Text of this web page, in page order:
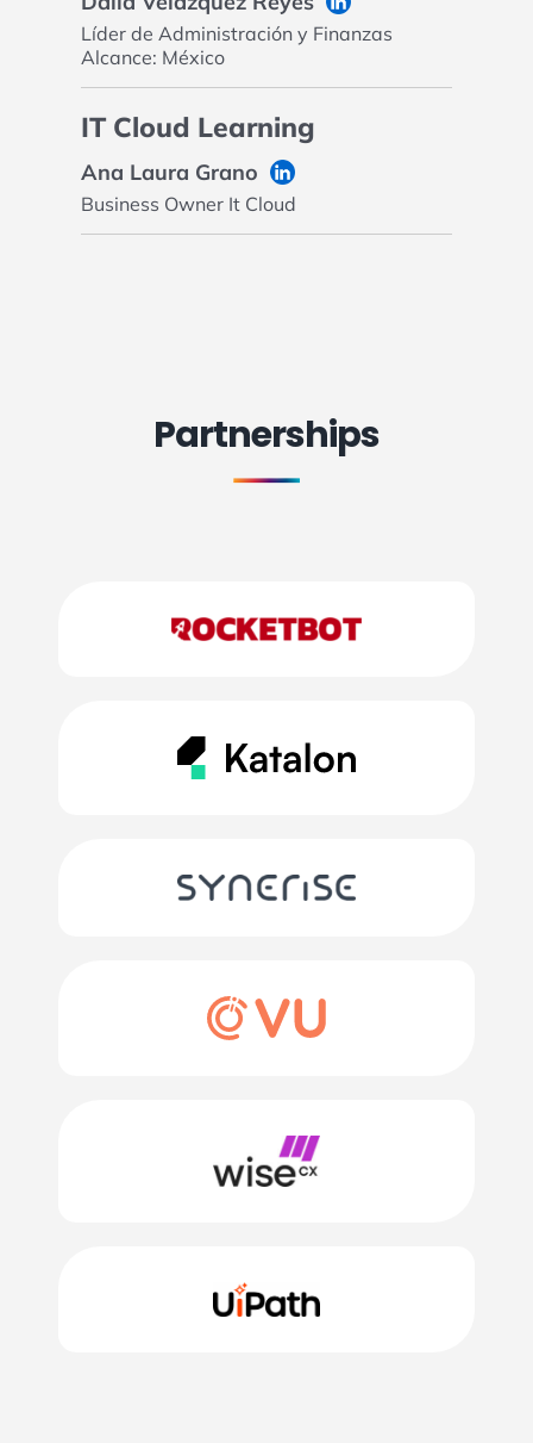
Líder de Administración y Finanzas
Alcance: México
IT Cloud Learning
Ana Laura Grano
Business Owner It Cloud
Partnerships